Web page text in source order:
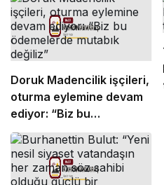
Doruk Madencilik işçileri,
oturma eylemine devam
ediyor: “Biz bu
ödemelerde mutabık
değiliz”